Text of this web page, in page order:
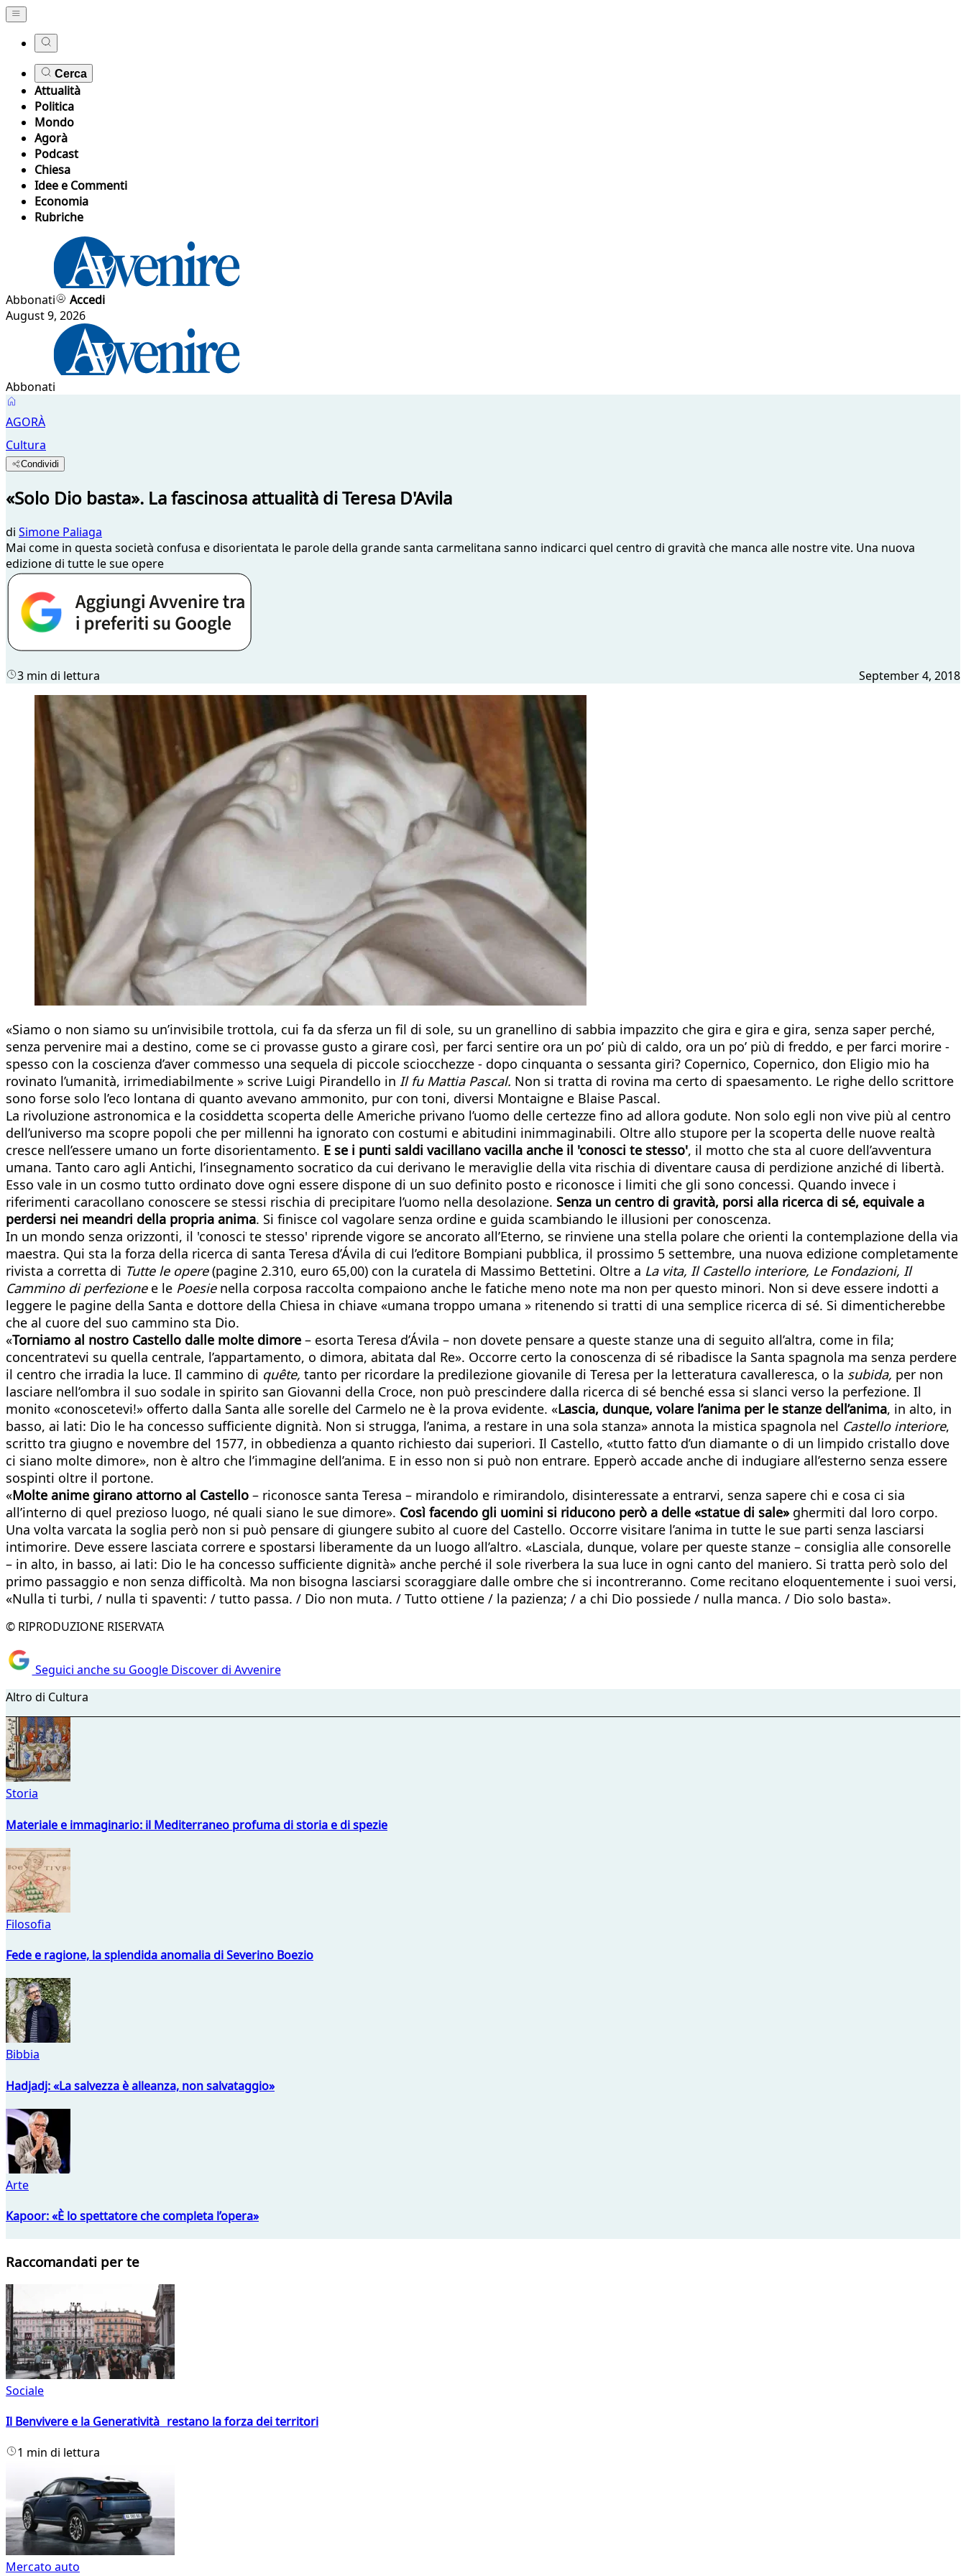
Cerca
Attualità
Politica
Mondo
Agorà
Podcast
Chiesa
Idee e Commenti
Economia
Rubriche
Abbonati
Accedi
August 9, 2026
Abbonati
AGORÀ
Cultura
Condividi
«Solo Dio basta». La fascinosa attualità di Teresa D'Avila
di Simone Paliaga
Mai come in questa società confusa e disorientata le parole della grande santa carmelitana sanno indicarci quel centro di gravità che manca alle nostre vite. Una nuova
edizione di tutte le sue opere
3 min di lettura September 4, 2018
«Siamo o non siamo su un’invisibile trottola, cui fa da sferza un fil di sole, su un granellino di sabbia impazzito che gira e gira e gira, senza saper perché,
senza pervenire mai a destino, come se ci provasse gusto a girare così, per farci sentire ora un po’ più di caldo, ora un po’ più di freddo, e per farci morire -
spesso con la coscienza d’aver commesso una sequela di piccole sciocchezze - dopo cinquanta o sessanta giri? Copernico, Copernico, don Eligio mio ha
rovinato l’umanità, irrimediabilmente » scrive Luigi Pirandello in Il fu Mattia Pascal. Non si tratta di rovina ma certo di spaesamento. Le righe dello scrittore
sono forse solo l’eco lontana di quanto avevano ammonito, pur con toni, diversi Montaigne e Blaise Pascal.
La rivoluzione astronomica e la cosiddetta scoperta delle Americhe privano l’uomo delle certezze fino ad allora godute. Non solo egli non vive più al centro
dell’universo ma scopre popoli che per millenni ha ignorato con costumi e abitudini inimmaginabili. Oltre allo stupore per la scoperta delle nuove realtà
cresce nell’essere umano un forte disorientamento. E se i punti saldi vacillano vacilla anche il 'conosci te stesso', il motto che sta al cuore dell’avventura
umana. Tanto caro agli Antichi, l’insegnamento socratico da cui derivano le meraviglie della vita rischia di diventare causa di perdizione anziché di libertà.
Esso vale in un cosmo tutto ordinato dove ogni essere dispone di un suo definito posto e riconosce i limiti che gli sono concessi. Quando invece i
riferimenti caracollano conoscere se stessi rischia di precipitare l’uomo nella desolazione. Senza un centro di gravità, porsi alla ricerca di sé, equivale a
perdersi nei meandri della propria anima. Si finisce col vagolare senza ordine e guida scambiando le illusioni per conoscenza.
In un mondo senza orizzonti, il 'conosci te stesso' riprende vigore se ancorato all’Eterno, se rinviene una stella polare che orienti la contemplazione della via
maestra. Qui sta la forza della ricerca di santa Teresa d’Ávila di cui l’editore Bompiani pubblica, il prossimo 5 settembre, una nuova edizione completamente
rivista a corretta di Tutte le opere(pagine 2.310, euro 65,00) con la curatela di Massimo Bettetini. Oltre a La vita, Il Castello interiore, Le Fondazioni, Il
Cammino di perfezionee le Poesienella corposa raccolta compaiono anche le fatiche meno note ma non per questo minori. Non si deve essere indotti a
leggere le pagine della Santa e dottore della Chiesa in chiave «umana troppo umana » ritenendo si tratti di una semplice ricerca di sé. Si dimenticherebbe
che al cuore del suo cammino sta Dio.
«Torniamo al nostro Castello dalle molte dimore – esorta Teresa d’Ávila – non dovete pensare a queste stanze una di seguito all’altra, come in fila;
concentratevi su quella centrale, l’appartamento, o dimora, abitata dal Re». Occorre certo la conoscenza di sé ribadisce la Santa spagnola ma senza perdere
il centro che irradia la luce. Il cammino di quête, tanto per ricordare la predilezione giovanile di Teresa per la letteratura cavalleresca, o la subida, per non
lasciare nell’ombra il suo sodale in spirito san Giovanni della Croce, non può prescindere dalla ricerca di sé benché essa si slanci verso la perfezione. Il
monito «conoscetevi!» offerto dalla Santa alle sorelle del Carmelo ne è la prova evidente. «Lascia, dunque, volare l’anima per le stanze dell’anima, in alto, in
basso, ai lati: Dio le ha concesso sufficiente dignità. Non si strugga, l’anima, a restare in una sola stanza» annota la mistica spagnola nel Castello interiore,
scritto tra giugno e novembre del 1577, in obbedienza a quanto richiesto dai superiori. Il Castello, «tutto fatto d’un diamante o di un limpido cristallo dove
ci siano molte dimore», non è altro che l’immagine dell’anima. E in esso non si può non entrare. Epperò accade anche di indugiare all’esterno senza essere
sospinti oltre il portone.
«Molte anime girano attorno al Castello – riconosce santa Teresa – mirandolo e rimirandolo, disinteressate a entrarvi, senza sapere chi e cosa ci sia
all’interno di quel prezioso luogo, né quali siano le sue dimore». Così facendo gli uomini si riducono però a delle «statue di sale» ghermiti dal loro corpo.
Una volta varcata la soglia però non si può pensare di giungere subito al cuore del Castello. Occorre visitare l’anima in tutte le sue parti senza lasciarsi
intimorire. Deve essere lasciata correre e spostarsi liberamente da un luogo all’altro. «Lasciala, dunque, volare per queste stanze – consiglia alle consorelle
– in alto, in basso, ai lati: Dio le ha concesso sufficiente dignità» anche perché il sole riverbera la sua luce in ogni canto del maniero. Si tratta però solo del
primo passaggio e non senza difficoltà. Ma non bisogna lasciarsi scoraggiare dalle ombre che si incontreranno. Come recitano eloquentemente i suoi versi,
«Nulla ti turbi, / nulla ti spaventi: / tutto passa. / Dio non muta. / Tutto ottiene / la pazienza; / a chi Dio possiede / nulla manca. / Dio solo basta».
© RIPRODUZIONE RISERVATA
Seguici anche su Google Discover di Avvenire
Altro di Cultura
Storia
Materiale e immaginario: il Mediterraneo profuma di storia e di spezie
Filosofia
Fede e ragione, la splendida anomalia di Severino Boezio
Bibbia
Hadjadj: «La salvezza è alleanza, non salvataggio»
Arte
Kapoor: «È lo spettatore che completa l’opera»
Raccomandati per te
Sociale
Il Benvivere e la Generatività restano la forza dei territori
1 min di lettura
Mercato auto